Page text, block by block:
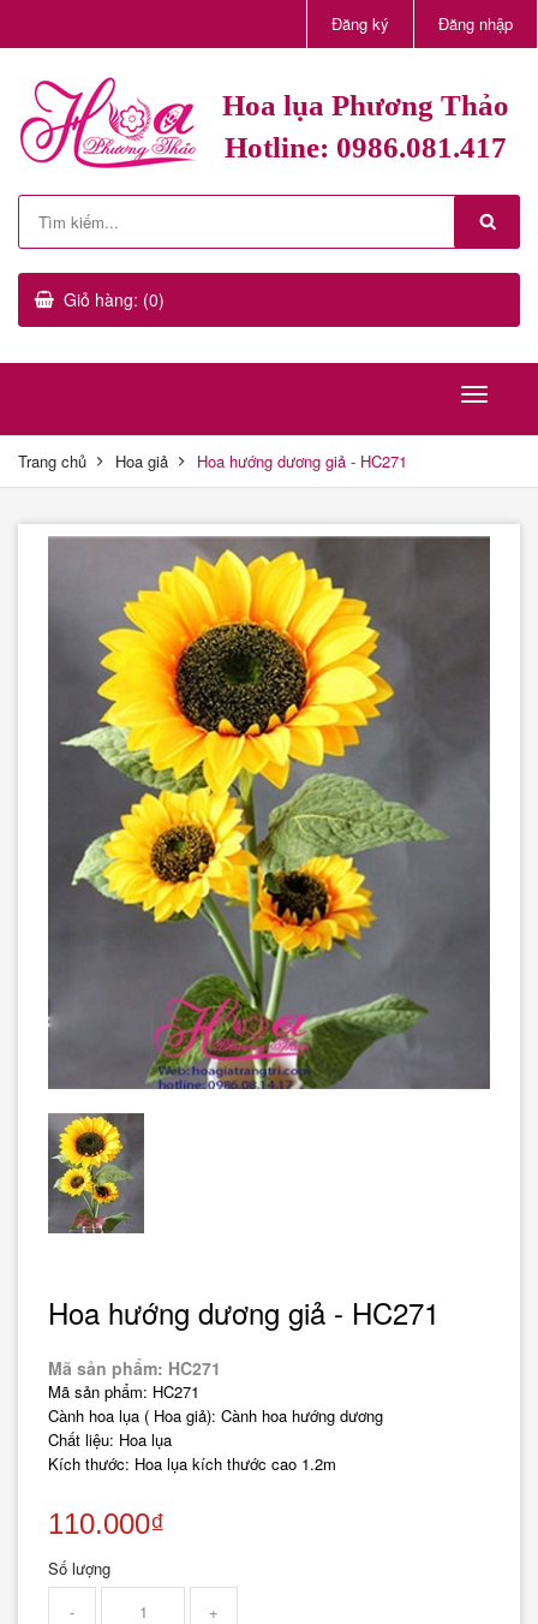
Đăng ký Đăng nhập
Hoa lụa Phương Thảo
Hotline: 0986.081.417
Giỏ hàng: (0)
Trang chủ Hoa giả Hoa hướng dương giả - HC271
Hoa hướng dương giả - HC271
Mã sản phẩm: HC271
Mã sản phẩm: HC271
Cành hoa lụa ( Hoa giả): Cành hoa hướng dương
Chất liệu: Hoa lụa
Kích thước: Hoa lụa kích thước cao 1.2m
110.000₫
Số lượng
-
+